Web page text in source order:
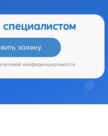
специалистом
заявку
конфиденциальности